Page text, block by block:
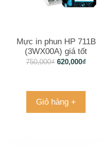
Mực in phun HP 711B
(3WX00A) giá tốt
750,000₫ 620,000₫
Giỏ hàng +